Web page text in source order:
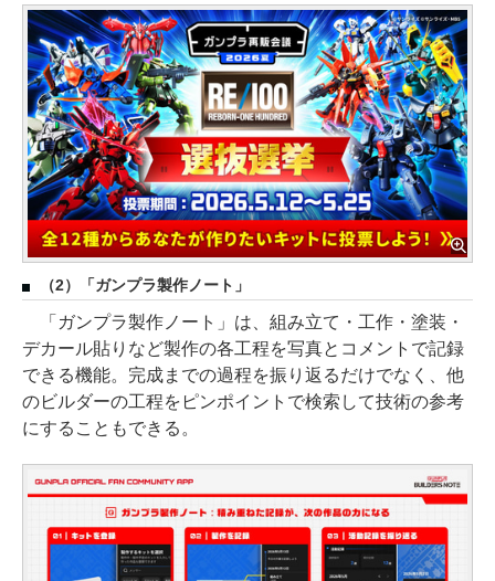
（2）「ガンプラ製作ノート」
「ガンプラ製作ノート」は、組み立て・工作・塗装・
デカール貼りなど製作の各工程を写真とコメントで記録
できる機能。完成までの過程を振り返るだけでなく、他
のビルダーの工程をピンポイントで検索して技術の参考
にすることもできる。